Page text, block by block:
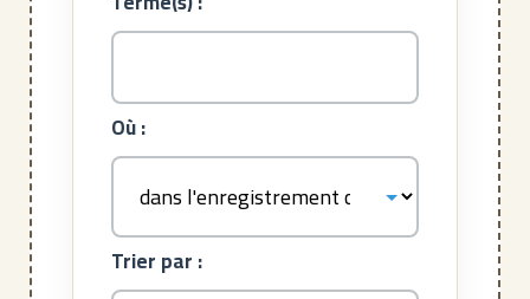
Où :
Trier par :